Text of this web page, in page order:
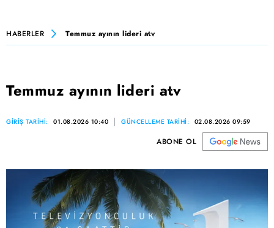
HABERLER Temmuz ayının lideri atv
Temmuz ayının lideri atv
GİRİŞ TARİHİ: 01.08.2026 10:40 GÜNCELLEME TARİHİ: 02.08.2026 09:59
ABONE OL